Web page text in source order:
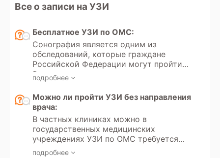
Все о записи на УЗИ
Бесплатное УЗИ по ОМС:
Сонография является одним из
обследований, которые граждане
Российской Федерации могут пройти
бесплатно в рамках полиса
обязательного медицинского
страхования (ОМС). Получение
направления на проведение данного
исследования регулируется
Федеральным законом РФ «Об
обязательном медицинском
страховании» № 323. В России
существует возможность пройти
подробнее
Можно ли пройти УЗИ без направления
врача:
В частных клиниках можно в
государственных медицинских
учреждениях УЗИ по ОМС требуется
направление лечащего врача.
подробнее